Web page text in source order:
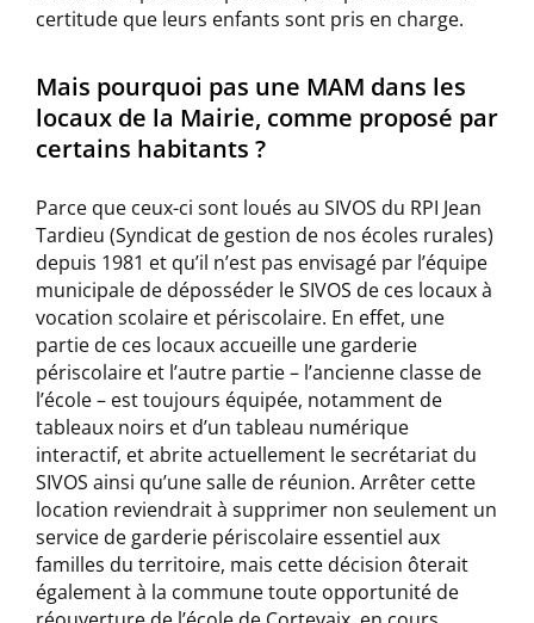
certitude que leurs enfants sont pris en charge.
Mais pourquoi pas une MAM dans les
locaux de la Mairie, comme proposé par
certains habitants ?
Parce que ceux-ci sont loués au SIVOS du RPI Jean
Tardieu (Syndicat de gestion de nos écoles rurales)
depuis 1981 et qu’il n’est pas envisagé par l’équipe
municipale de déposséder le SIVOS de ces locaux à
vocation scolaire et périscolaire. En effet, une
partie de ces locaux accueille une garderie
périscolaire et l’autre partie – l’ancienne classe de
l’école – est toujours équipée, notamment de
tableaux noirs et d’un tableau numérique
interactif, et abrite actuellement le secrétariat du
SIVOS ainsi qu’une salle de réunion. Arrêter cette
location reviendrait à supprimer non seulement un
service de garderie périscolaire essentiel aux
familles du territoire, mais cette décision ôterait
également à la commune toute opportunité de